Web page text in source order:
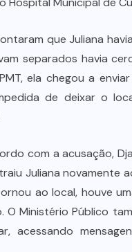
que Juliana
separados havia
ela chegou a
de deixar o
com a acusação,
Juliana novamente
ao local, houve
O Ministério Público
acessando